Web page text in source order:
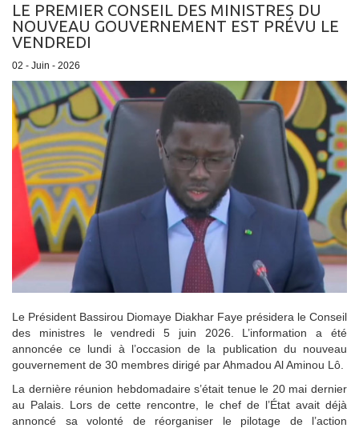
LE PREMIER CONSEIL DES MINISTRES DU
NOUVEAU GOUVERNEMENT EST PRÉVU LE
VENDREDI
02 - Juin - 2026
Le Président Bassirou Diomaye Diakhar Faye présidera le Conseil
des ministres le vendredi 5 juin 2026. L’information a été
annoncée ce lundi à l’occasion de la publication du nouveau
gouvernement de 30 membres dirigé par Ahmadou Al Aminou Lô.
La dernière réunion hebdomadaire s’était tenue le 20 mai dernier
au Palais. Lors de cette rencontre, le chef de l’État avait déjà
annoncé sa volonté de réorganiser le pilotage de l’action